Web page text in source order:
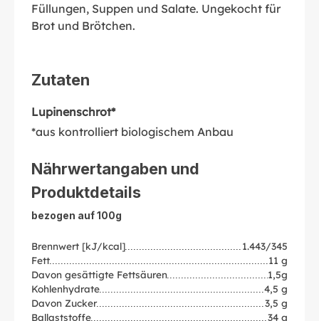
Füllungen, Suppen und Salate. Ungekocht für
Brot und Brötchen.
Zutaten
Lupinenschrot*
*aus kontrolliert biologischem Anbau
Nährwertangaben und
Produktdetails
bezogen auf 100g
Brennwert [kJ/kcal]
1.443/345
Fett
11 g
Davon gesättigte Fettsäuren
1,5g
Kohlenhydrate
4,5 g
Davon Zucker
3,5 g
Ballaststoffe
34 g